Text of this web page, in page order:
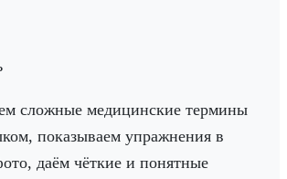
сложные медицинские термины
показываем упражнения в
даём чёткие и понятные